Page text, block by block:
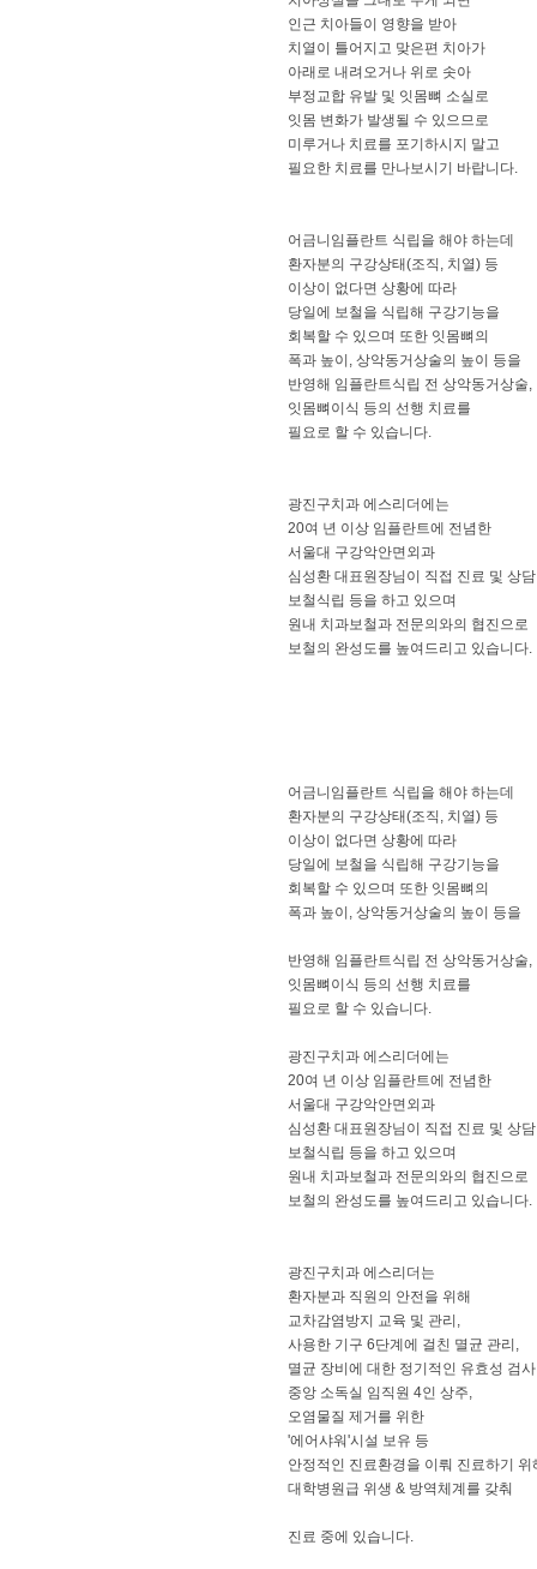
인근 치아들이 영향을 받아
치열이 틀어지고 맞은편 치아가
아래로 내려오거나 위로 솟아
부정교합 유발 및 잇몸뼈 소실로
잇몸 변화가 발생될 수 있으므로
미루거나 치료를 포기하시지 말고
필요한 치료를 만나보시기 바랍니다.
어금니임플란트 식립을 해야 하는데
환자분의 구강상태(조직, 치열) 등
이상이 없다면 상황에 따라
당일에 보철을 식립해 구강기능을
회복할 수 있으며 또한 잇몸뼈의
폭과 높이, 상악동거상술의 높이 등을
반영해 임플란트식립 전 상악동거상술,
잇몸뼈이식 등의 선행 치료를
필요로 할 수 있습니다.
광진구치과 에스리더에는
20여 년 이상 임플란트에 전념한
서울대 구강악안면외과
심성환 대표원장님이 직접 진료 및 상
보철식립 등을 하고 있으며
원내 치과보철과 전문의와의 협진으로
보철의 완성도를 높여드리고 있습니다.
어금니임플란트 식립을 해야 하는데
환자분의 구강상태(조직, 치열) 등
이상이 없다면 상황에 따라
당일에 보철을 식립해 구강기능을
회복할 수 있으며 또한 잇몸뼈의
폭과 높이, 상악동거상술의 높이 등을
반영해 임플란트식립 전 상악동거상술,
잇몸뼈이식 등의 선행 치료를
필요로 할 수 있습니다.
광진구치과 에스리더에는
20여 년 이상 임플란트에 전념한
서울대 구강악안면외과
심성환 대표원장님이 직접 진료 및 상
보철식립 등을 하고 있으며
원내 치과보철과 전문의와의 협진으로
보철의 완성도를 높여드리고 있습니다.
광진구치과 에스리더는
환자분과 직원의 안전을 위해
교차감염방지 교육 및 관리,
사용한 기구 6단계에 걸친 멸균 관리,
멸균 장비에 대한 정기적인 유효성 검
중앙 소독실 임직원 4인 상주,
오염물질 제거를 위한
'에어샤워'시설 보유 등
안정적인 진료환경을 이뤄 진료하기 위
대학병원급 위생 & 방역체계를 갖춰
진료 중에 있습니다.